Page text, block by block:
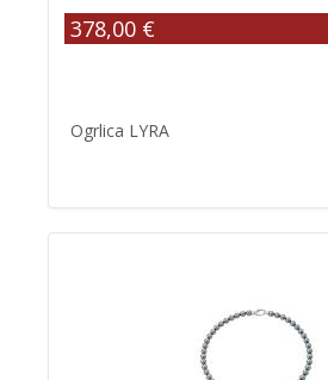
378,00 €
Ogrlica LYRA